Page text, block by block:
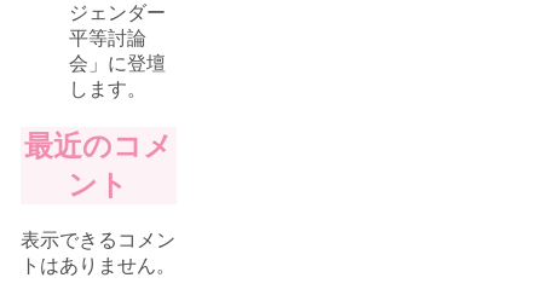
ジェンダー
平等討論
会」に登壇
します。
最近のコメ
ント
表示できるコメン
トはありません。